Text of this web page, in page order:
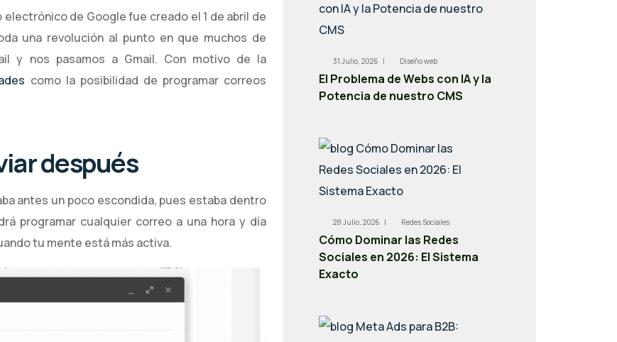
de Google fue creado el 1 de abril de
una revolución al punto en que muchos de
y nos pasamos a Gmail. Con motivo de la
como la posibilidad de programar correos
después
antes un poco escondida, pues estaba dentro
programar cualquier correo a una hora y día
tu mente está más activa.
31 Julio, 2026 | Diseño web
El Problema de Webs con IA y la
Potencia de nuestro CMS
28 Julio, 2026 | Redes Sociales
Cómo Dominar las Redes
Sociales en 2026: El Sistema
Exacto